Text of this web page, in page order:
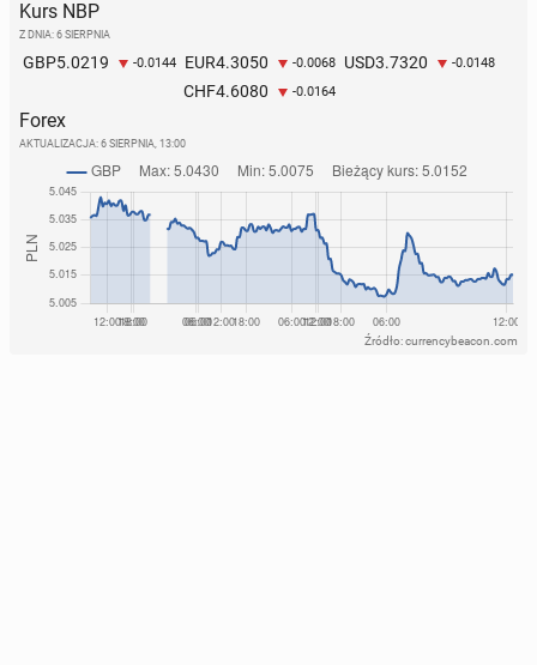
Kurs NBP
Z DNIA: 6 SIERPNIA
GBP5.0219 -0.0144 EUR4.3050 -0.0068 USD3.7320 -0.0148
CHF4.6080 -0.0164
Forex
AKTUALIZACJA: 6 SIERPNIA, 13:00
Źródło: currencybeacon.com